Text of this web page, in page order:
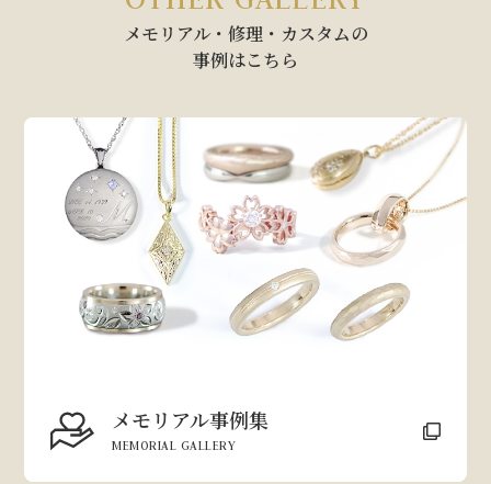
メモリアル・修理・カスタムの
事例はこちら
メモリアル事例集
MEMORIAL GALLERY